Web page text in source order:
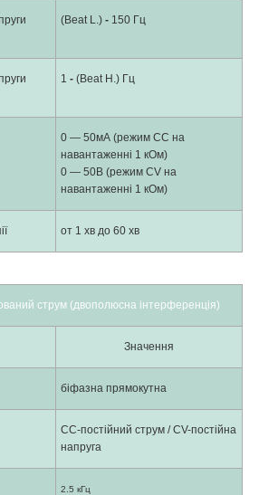
(Beat L.) - 150 Гц
1 - (Beat H.) Гц
0 ― 50мА (режим CC на
навантаженні 1 кОм)
0 ― 50В (режим CV на
навантаженні 1 кОм)
от 1 хв до 60 хв
струм (двополюсна інтерференція)
Значення
біфазна прямокутна
CC-постійний струм / CV-постійна
напруга
2.5 кГц